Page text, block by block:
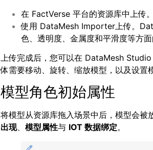
在 FactVerse 平台的资源库中上传
使用 DataMesh Importer上传。
色、透明度、金属度和平滑度等方
上传完成后，您可以在 DataMesh Studio
体需要移动、旋转、缩放模型，以及设置
模型角色初始属性
将模型从资源库拖入场景中后，模型会被
出现、 模型属性与 IOT 数据绑定。